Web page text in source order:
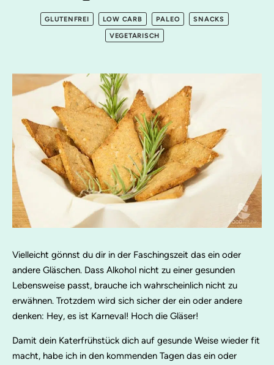
GLUTENFREI LOW CARB PALEO SNACKS
VEGETARISCH
Vielleicht gönnst du dir in der Faschingszeit das ein oder
andere Gläschen. Dass Alkohol nicht zu einer gesunden
Lebensweise passt, brauche ich wahrscheinlich nicht zu
erwähnen. Trotzdem wird sich sicher der ein oder andere
denken: Hey, es ist Karneval! Hoch die Gläser!
Damit dein Katerfrühstück dich auf gesunde Weise wieder fit
macht, habe ich in den kommenden Tagen das ein oder